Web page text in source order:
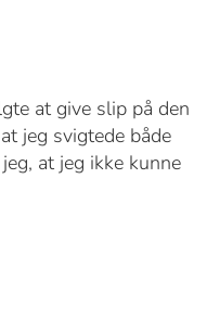
at give slip på den
jeg svigtede både
at jeg ikke kunne